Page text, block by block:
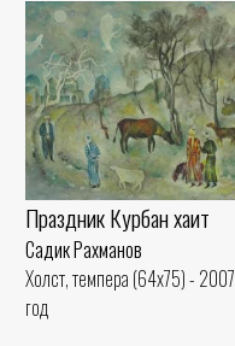
Праздник Курбан хаит
Садик Рахманов
Холст, темпера (64x75) - 2007
год